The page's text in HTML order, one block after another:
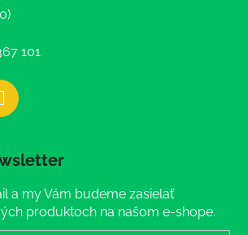
101
a my Vám budeme zasielať
produktoch na našom e-shope.